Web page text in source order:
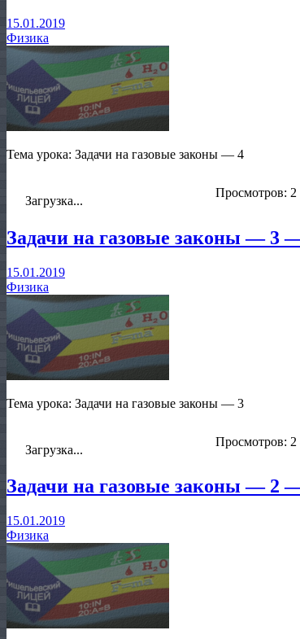
15.01.2019
Физика
Тема урока: Задачи на газовые законы — 4
Загрузка...
Просмотров: 2
Задачи на газовые законы — 3
15.01.2019
Физика
Тема урока: Задачи на газовые законы — 3
Загрузка...
Просмотров: 2
Задачи на газовые законы — 2
15.01.2019
Физика